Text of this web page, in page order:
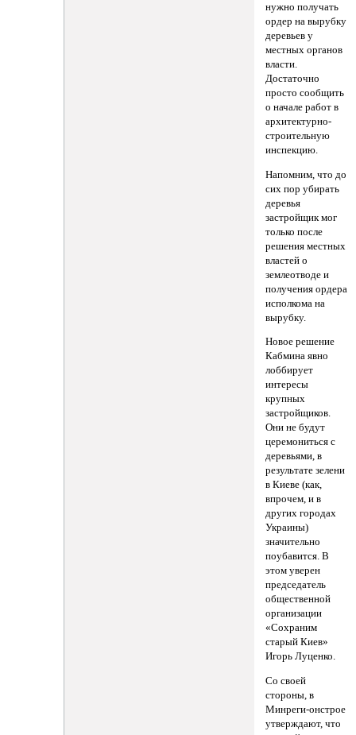
нужно получать
ордер на вырубку
деревьев у
местных органов
власти.
Достаточно
просто сообщить
о начале работ в
архитектурно-
строительную
инспекцию.
Напомним, что до
сих пор убирать
деревья
застройщик мог
только после
решения местных
властей о
землеотводе и
получения ордера
исполкома на
вырубку.
Новое решение
Кабмина явно
лоббирует
интересы
крупных
застройщиков.
Они не будут
церемониться с
деревьями, в
результате зелени
в Киеве (как,
впрочем, и в
других городах
Украины)
значительно
поубавится. В
этом уверен
председатель
общественной
организации
«Сохраним
старый Киев»
Игорь Луценко.
Со своей
стороны, в
Минреги-онстрое
утверждают, что